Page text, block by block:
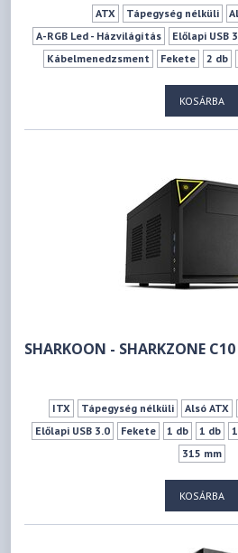
ATX Tápegység nélküli
A-RGB Led - Házvilágítás
Előlapi USB
Kábelmenedzsment
Fekete 2 db
KOSÁRBA
SHARKOON - SHARKZONE C10
ITX Tápegység nélküli Alsó ATX
Előlapi USB 3.0
Fekete 1 db 1 db
315 mm
KOSÁRBA